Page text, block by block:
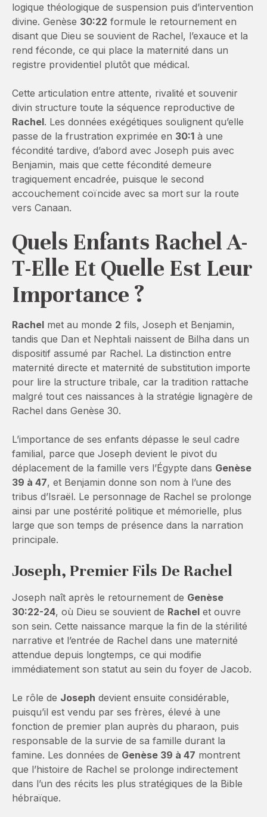
logique théologique de suspension puis d’intervention
divine. Genèse 30:22 formule le retournement en
disant que Dieu se souvient de Rachel, l’exauce et la
rend féconde, ce qui place la maternité dans un
registre providentiel plutôt que médical.
Cette articulation entre attente, rivalité et souvenir
divin structure toute la séquence reproductive de
Rachel. Les données exégétiques soulignent qu’elle
passe de la frustration exprimée en 30:1 à une
fécondité tardive, d’abord avec Joseph puis avec
Benjamin, mais que cette fécondité demeure
tragiquement encadrée, puisque le second
accouchement coïncide avec sa mort sur la route
vers Canaan.
Quels Enfants Rachel A-
T-Elle Et Quelle Est Leur
Importance ?
Rachel met au monde 2 fils, Joseph et Benjamin,
tandis que Dan et Nephtali naissent de Bilha dans un
dispositif assumé par Rachel. La distinction entre
maternité directe et maternité de substitution importe
pour lire la structure tribale, car la tradition rattache
malgré tout ces naissances à la stratégie lignagère de
Rachel dans Genèse 30.
L’importance de ses enfants dépasse le seul cadre
familial, parce que Joseph devient le pivot du
déplacement de la famille vers l’Égypte dans Genèse
39 à 47, et Benjamin donne son nom à l’une des
tribus d’Israël. Le personnage de Rachel se prolonge
ainsi par une postérité politique et mémorielle, plus
large que son temps de présence dans la narration
principale.
Joseph, Premier Fils De Rachel
Joseph naît après le retournement de Genèse
30:22-24, où Dieu se souvient de Rachel et ouvre
son sein. Cette naissance marque la fin de la stérilité
narrative et l’entrée de Rachel dans une maternité
attendue depuis longtemps, ce qui modifie
immédiatement son statut au sein du foyer de Jacob.
Le rôle de Joseph devient ensuite considérable,
puisqu’il est vendu par ses frères, élevé à une
fonction de premier plan auprès du pharaon, puis
responsable de la survie de sa famille durant la
famine. Les données de Genèse 39 à 47 montrent
que l’histoire de Rachel se prolonge indirectement
dans l’un des récits les plus stratégiques de la Bible
hébraïque.